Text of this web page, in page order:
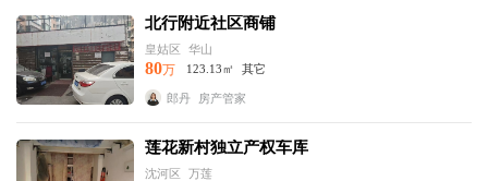
北行附近社区商铺
皇姑区 华山
80万 123.13㎡ 其它
郎丹 房产管家
莲花新村独立产权车库
沈河区 万莲